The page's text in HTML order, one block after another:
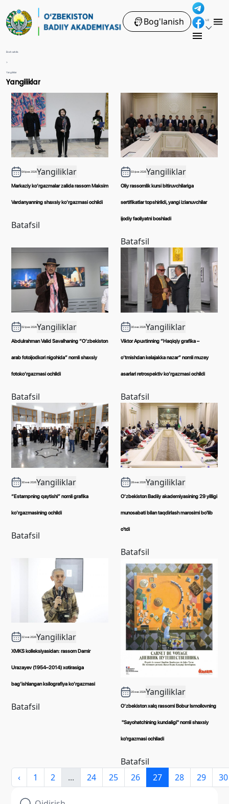
Bog'lanish UZ
Bosh sahifa
>
Yangiliklar
Yangiliklar
04 фев 2026Yangiliklar
Markaziy ko‘rgazmalar zalida rassom Maksim
Vardanyanning shaxsiy ko‘rgazmasi ochildi
Batafsil
03 фев 2026Yangiliklar
Oliy rassomlik kursi bitiruvchilariga
sertifikatlar topshirildi, yangi izlanuvchilar
ijodiy faoliyatni boshladi
Batafsil
02 фев 2026Yangiliklar
Abdulrahman Valid Savalhaning “O‘zbekiston
arab fotoijodkori nigohida” nomli shaxsiy
fotoko‘rgazmasi ochildi
Batafsil
30 янв 2026Yangiliklar
Viktor Apuxtinning “Haqiqiy grafika –
o‘tmishdan kelajakka nazar” nomli muzey
asarlari retrospektiv ko‘rgazmasi ochildi
Batafsil
30 янв 2026Yangiliklar
“Estampning qaytishi” nomli grafika
ko‘rgazmasining ochildi
Batafsil
28 янв 2026Yangiliklar
O‘zbekiston Badiiy akademiyasining 29 yilligi
munosabati bilan taqdirlash marosimi bo'lib
o'tdi
Batafsil
22 янв 2026Yangiliklar
XMKS kolleksiyasidan: rassom Damir
Urazayev (1954–2014) xotirasiga
bag‘ishlangan ksilografiya ko‘rgazmasi
Batafsil
20 янв 2026Yangiliklar
O‘zbekiston xalq rassomi Bobur Ismoilovning
"Sayohatchining kundaligi" nomli shaxsiy
ko'rgazmasi ochiladi
Batafsil
‹
1 2 ... 24 25 26 27 28 29 30